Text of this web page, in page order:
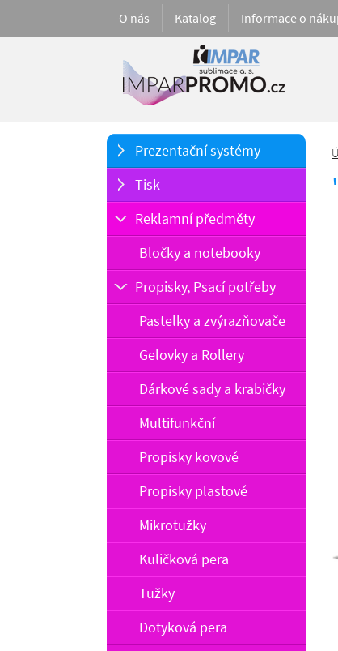
O nás Katalog Informace o
Prezentační systémy
Tisk
Reklamní předměty
Bločky a notebooky
Propisky, Psací potřeby
Pastelky a zvýrazňovače
Gelovky a Rollery
Dárkové sady a krabičky
Multifunkční
Propisky kovové
Propisky plastové
Mikrotužky
Kuličková pera
Tužky
Dotyková pera